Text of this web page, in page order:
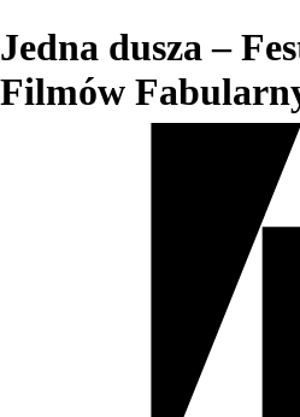
Jedna dusza –
Filmów